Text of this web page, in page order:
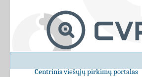
Centrinis viešųjų pirkimų portalas